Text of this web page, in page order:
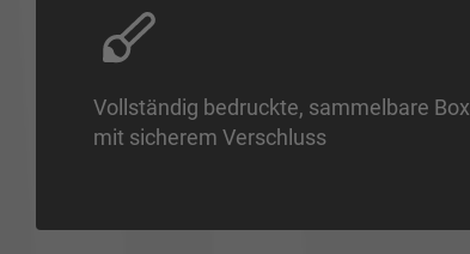
Vollständig bedruckte, sammelbare Box
mit sicherem Verschluss